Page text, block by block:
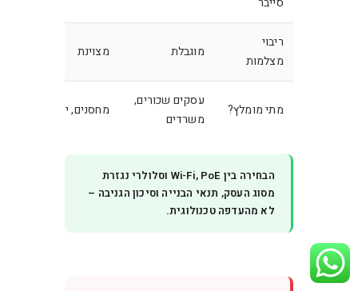
ריבוי
מצלמות
מוגבלת מצוינת
מתי מומלץ?
עסקים שכורים,
משרדים
מחסנים, ייצור
הבחירה בין Wi-Fi, PoE וסלולרי נגזרת
מסוג העסק, תנאי הבנייה וסיכון הגניבה –
לא מהעדפה טכנולוגית.